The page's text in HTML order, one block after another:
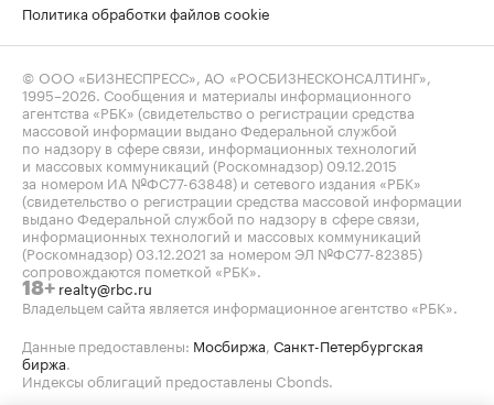
Политика обработки файлов cookie
© ООО «БИЗНЕСПРЕСС», АО «РОСБИЗНЕСКОНСАЛТИНГ»,
1995–2026 . Сообщения и материалы информационного
агентства «РБК» (свидетельство о регистрации средства
массовой информации выдано Федеральной службой
по надзору в сфере связи, информационных технологий
и массовых коммуникаций (Роскомнадзор) 09.12.2015
за номером ИА №ФС77-63848) и сетевого издания «РБК»
(свидетельство о регистрации средства массовой информации
выдано Федеральной службой по надзору в сфере связи,
информационных технологий и массовых коммуникаций
(Роскомнадзор) 03.12.2021 за номером ЭЛ №ФС77-82385)
сопровождаются пометкой «РБК».
18+ realty@rbc.ru
Владельцем сайта является информационное агентство «РБК».
Данные предоставлены: Мосбиржа Санкт-Петербургская
биржа
Индексы облигаций предоставлены Cbonds.